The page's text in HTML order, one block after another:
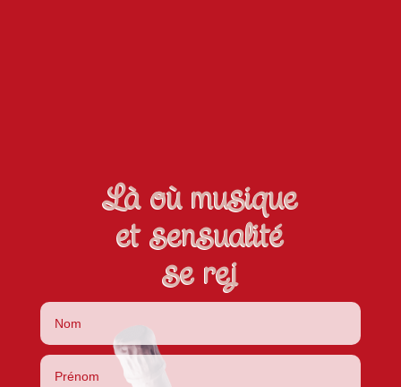
Là où musique
et sensualité
se rejo